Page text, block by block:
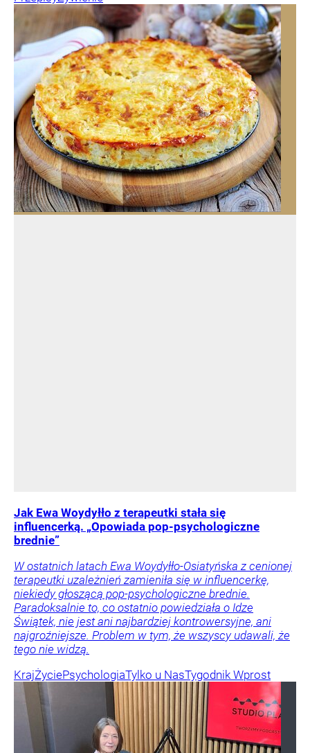
Jak Ewa Woydyłło z terapeutki stała się
influencerką. „Opowiada pop-psychologiczne
brednie”
W ostatnich latach Ewa Woydyłło-Osiatyńska z cenionej
terapeutki uzależnień zamieniła się w influencerkę,
niekiedy głoszącą pop-psychologiczne brednie.
Paradoksalnie to, co ostatnio powiedziała o Idze
Świątek, nie jest ani najbardziej kontrowersyjne, ani
najgroźniejsze. Problem w tym, że wszyscy udawali, że
tego nie widzą.
KrajŻyciePsychologiaTylko u NasTygodnik Wprost